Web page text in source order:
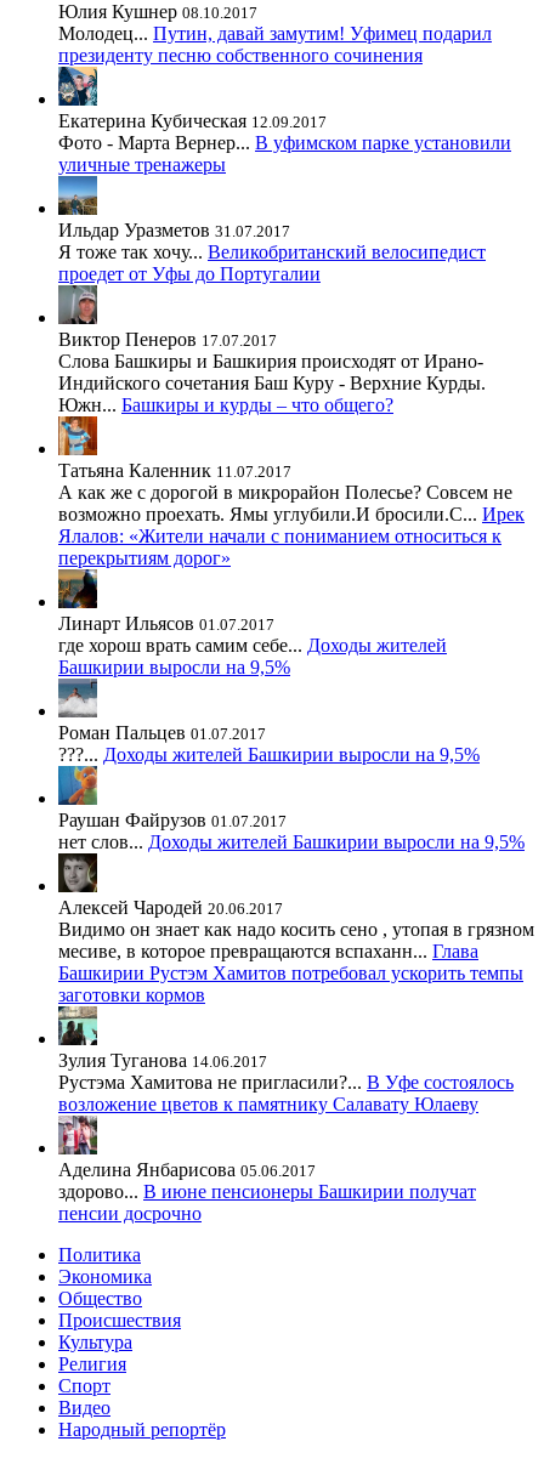
Юлия Кушнер 08.10.2017
Молодец... Путин, давай замутим! Уфимец подарил
президенту песню собственного сочинения
Екатерина Кубическая 12.09.2017
Фото - Марта Вернер... В уфимском парке установили
уличные тренажеры
Ильдар Уразметов 31.07.2017
Я тоже так хочу... Великобританский велосипедист
проедет от Уфы до Португалии
Виктор Пенеров 17.07.2017
Слова Башкиры и Башкирия происходят от Ирано-
Индийского сочетания Баш Куру - Верхние Курды.
Южн... Башкиры и курды – что общего?
Татьяна Каленник 11.07.2017
А как же с дорогой в микрорайон Полесье? Совсем не
возможно проехать. Ямы углубили.И бросили.С... Ирек
Ялалов: «Жители начали с пониманием относиться к
перекрытиям дорог»
Линарт Ильясов 01.07.2017
где хорош врать самим себе... Доходы жителей
Башкирии выросли на 9,5%
Роман Пальцев 01.07.2017
???... Доходы жителей Башкирии выросли на 9,5%
Раушан Файрузов 01.07.2017
нет слов... Доходы жителей Башкирии выросли на 9,5%
Алексей Чародей 20.06.2017
Видимо он знает как надо косить сено , утопая в грязном
месиве, в которое превращаются вспаханн... Глава
Башкирии Рустэм Хамитов потребовал ускорить темпы
заготовки кормов
Зулия Туганова 14.06.2017
Рустэма Хамитова не пригласили?... В Уфе состоялось
возложение цветов к памятнику Салавату Юлаеву
Аделина Янбарисова 05.06.2017
здорово... В июне пенсионеры Башкирии получат
пенсии досрочно
Политика
Экономика
Общество
Происшествия
Культура
Религия
Спорт
Видео
Народный репортёр